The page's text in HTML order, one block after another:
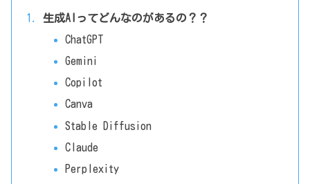
生成AIってどんなのがあるの？？
ChatGPT
Gemini
Copilot
Canva
Stable Diffusion
Claude
Perplexity